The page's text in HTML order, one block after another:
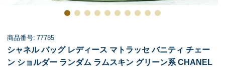
商品番号: 77785
シャネル バッグ レディース マトラッセ バニティ チェー
ン ショルダー ランダム ラムスキン グリーン系 CHANEL